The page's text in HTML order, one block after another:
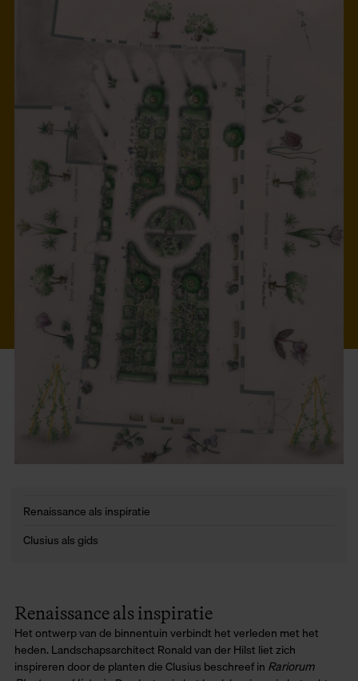
Renaissance als inspiratie
Het ontwerp van de binnentuin verbindt het verleden met het
heden. Landschapsarchitect Ronald van der Hilst liet zich
inspireren door de planten die Clusius beschreef in Rariorum
Renaissance als inspiratie
Clusius als gids